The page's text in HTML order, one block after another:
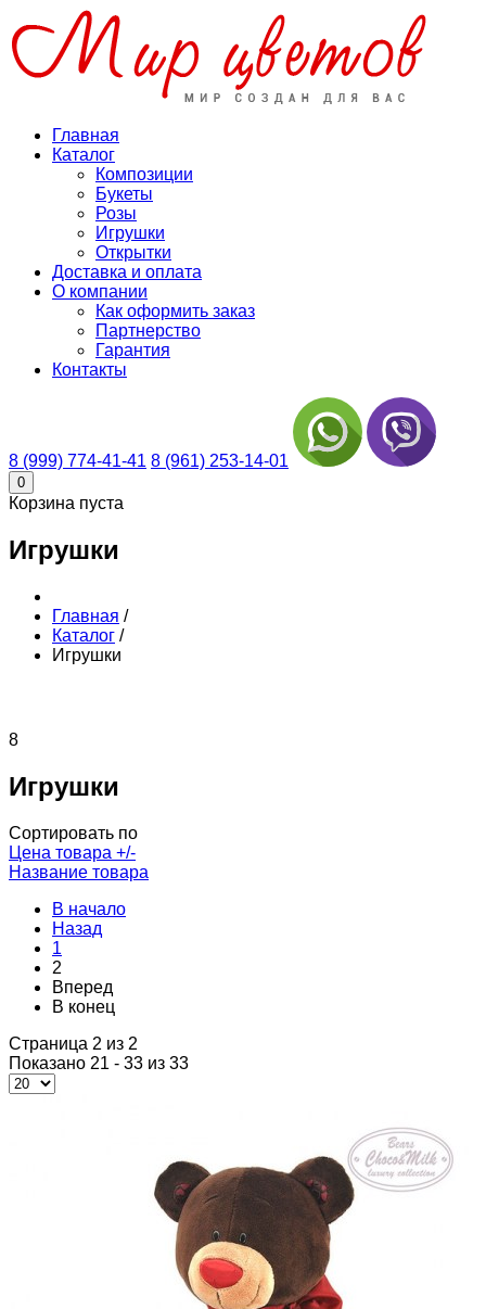
Главная
Каталог
Композиции
Букеты
Розы
Игрушки
Открытки
Доставка и оплата
О компании
Как оформить заказ
Партнерство
Гарантия
Контакты
8 (999) 774-41-41 8 (961) 253-14-01
0
Корзина пуста
Игрушки
Главная /
Каталог /
Игрушки
8
Игрушки
Сортировать по
Цена товара +/-
Название товара
В начало
Назад
1
2
Вперед
В конец
Страница 2 из 2
Показано 21 - 33 из 33